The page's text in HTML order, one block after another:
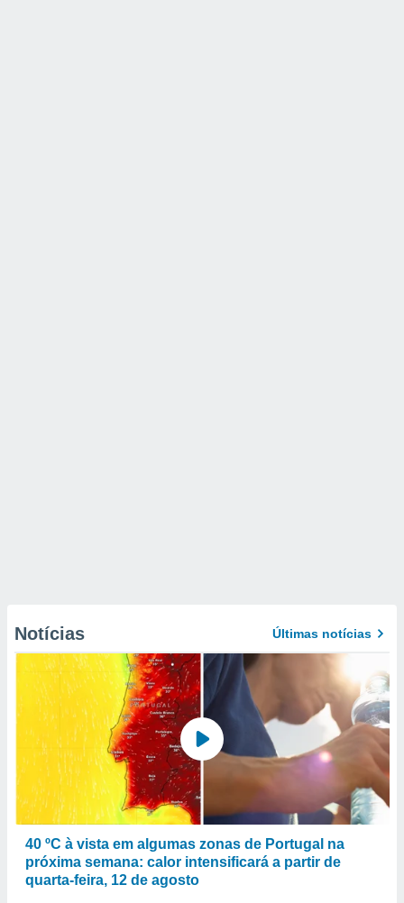
Notícias Últimas notícias
40 ºC à vista em algumas zonas de Portugal na
próxima semana: calor intensificará a partir de
quarta-feira, 12 de agosto